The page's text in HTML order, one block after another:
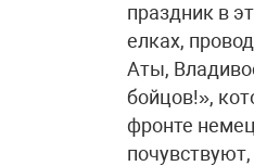
праздник в
елках,
Аты,
бойцов!»,
фронте